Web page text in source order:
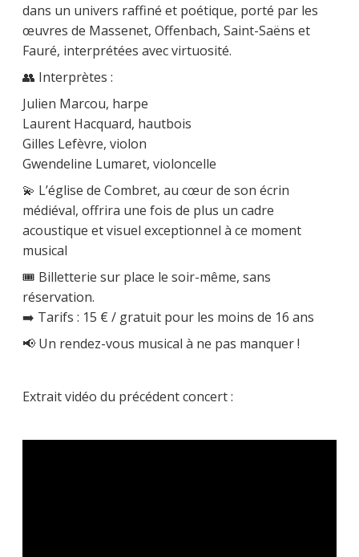
dans un univers raffiné et poétique, porté par les
œuvres de Massenet, Offenbach, Saint-Saëns et
Fauré, interprétées avec virtuosité.
👥 Interprètes :
Julien Marcou, harpe
Laurent Hacquard, hautbois
Gilles Lefèvre, violon
Gwendeline Lumaret, violoncelle
💫 L’église de Combret, au cœur de son écrin
médiéval, offrira une fois de plus un cadre
acoustique et visuel exceptionnel à ce moment
musical
🎟 Billetterie sur place le soir-même, sans
réservation.
➡️ Tarifs : 15 € / gratuit pour les moins de 16 ans
📢 Un rendez-vous musical à ne pas manquer !
Extrait vidéo du précédent concert :